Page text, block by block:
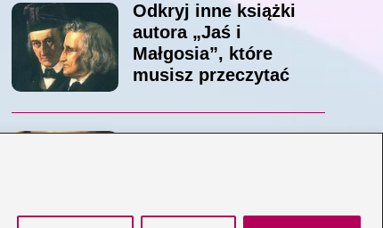
Odkryj inne książki
autora „Jaś i
Małgosia”, które
musisz przeczytać